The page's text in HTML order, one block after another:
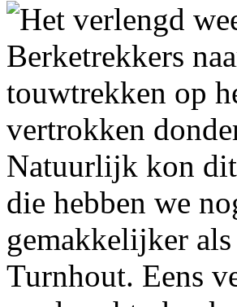
Het verlengd
Berketrekkers
touwtrekken op
vertrokken
Natuurlijk kon dit
die hebben we
gemakkelijker
Turnhout. Eens